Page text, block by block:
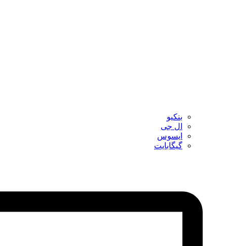
بنکیو
ال جی
ایسوس
گیگابایت